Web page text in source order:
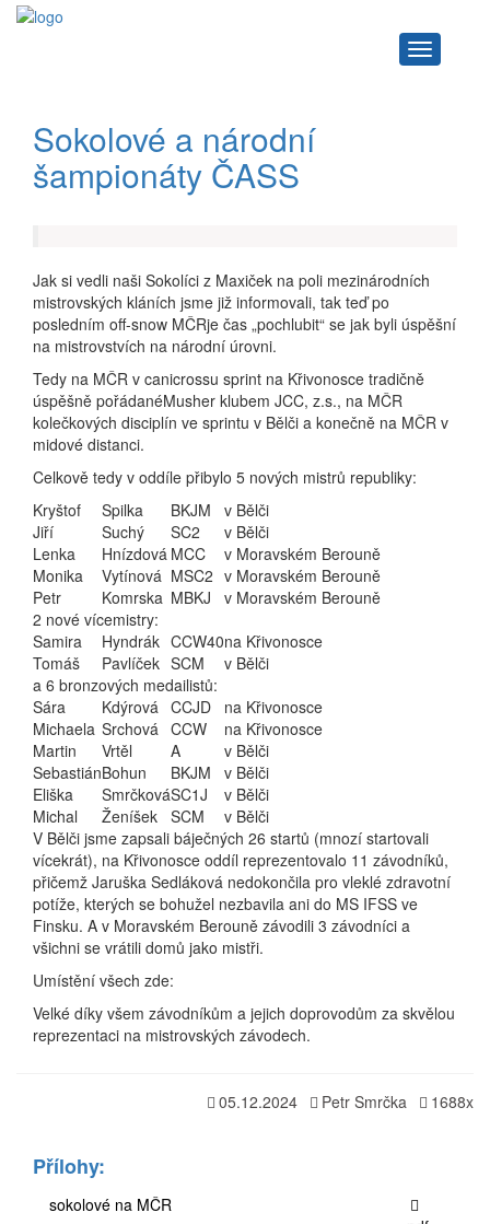
Navigace
Sokolové a národní
šampionáty ČASS
Jak si vedli naši Sokolíci z Maxiček na poli mezinárodních
mistrovských kláních jsme již informovali, tak teď po
posledním off-snow MČRje čas „pochlubit“ se jak byli úspěšní
na mistrovstvích na národní úrovni.
Tedy na MČR v canicrossu sprint na Křivonosce tradičně
úspěšně pořádanéMusher klubem JCC, z.s., na MČR
kolečkových disciplín ve sprintu v Bělči a konečně na MČR v
midové distanci.
Celkově tedy v oddíle přibylo 5 nových mistrů republiky:
Kryštof
Spilka BKJM
v Bělči
Jiří
Suchý SC2
v Bělči
Lenka
Hnízdová MCC
v Moravském Berouně
Monika
Vytínová MSC2 v Moravském Berouně
Petr
Komrska MBKJ
v Moravském Berouně
2 nové vícemistry:
Samira
Hyndrák CCW40na Křivonosce
Tomáš
Pavlíček SCM
v Bělči
a 6 bronzových medailistů:
Sára
Kdýrová CCJD
na Křivonosce
Michaela Srchová CCW
na Křivonosce
Martin
Vrtěl A
v Bělči
SebastiánBohun BKJM
v Bělči
Eliška
SmrčkováSC1J
v Bělči
Michal
Ženíšek SCM
v Bělči
V Bělči jsme zapsali báječných 26 startů (mnozí startovali
vícekrát), na Křivonosce oddíl reprezentovalo 11 závodníků,
přičemž Jaruška Sedláková nedokončila pro vleklé zdravotní
potíže, kterých se bohužel nezbavila ani do MS IFSS ve
Finsku. A v Moravském Berouně závodili 3 závodníci a
všichni se vrátili domů jako mistři.
Umístění všech zde:
Velké díky všem závodníkům a jejich doprovodům za skvělou
reprezentaci na mistrovských závodech.
05.12.2024 Petr Smrčka 1688x
Přílohy:
sokolové na MČR